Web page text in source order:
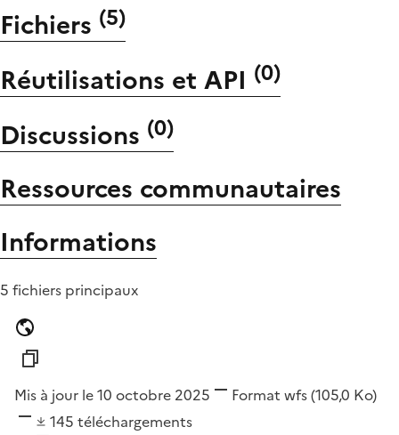
Fichiers (5)
Réutilisations et API (0)
Discussions (0)
Ressources communautaires
Informations
5 fichiers principaux
Mis à jour le 10 octobre 2025 Format wfs(105,0 Ko)
145 téléchargements